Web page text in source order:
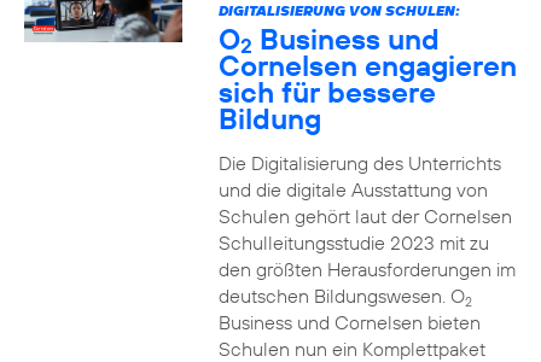
DIGITALISIERUNG VON SCHULEN:
O2 Business und
Cornelsen engagieren
sich für bessere
Bildung
Die Digitalisierung des Unterrichts
und die digitale Ausstattung von
Schulen gehört laut der Cornelsen
Schulleitungsstudie 2023 mit zu
den größten Herausforderungen im
deutschen Bildungswesen. O2
Business und Cornelsen bieten
Schulen nun ein Komplettpaket